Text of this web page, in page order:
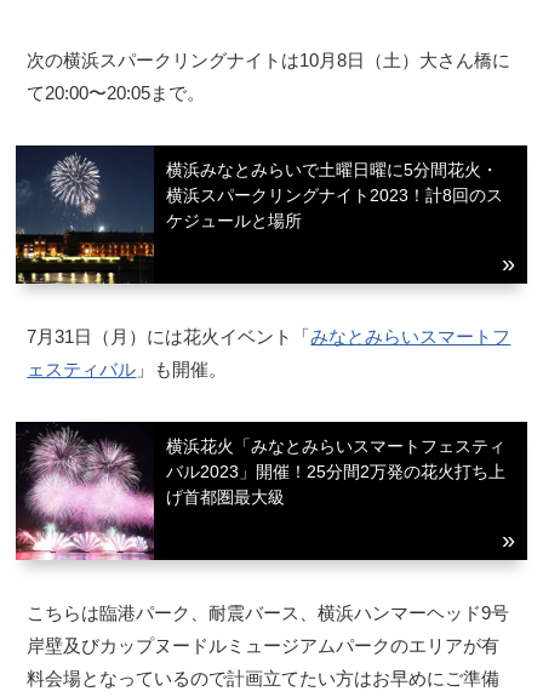
次の横浜スパークリングナイトは10月8日（土）大さん橋に
て20:00〜20:05まで。
横浜みなとみらいで土曜日曜に5分間花火・
横浜スパークリングナイト2023！計8回のス
ケジュールと場所
7月31日（月）には花火イベント「みなとみらいスマートフ
ェスティバル 」も開催。
横浜花火「みなとみらいスマートフェスティ
バル2023」開催！25分間2万発の花火打ち上
げ首都圏最大級
こちらは臨港パーク、耐震バース、横浜ハンマーヘッド9号
岸壁及びカップヌードルミュージアムパークのエリアが有
料会場となっているので計画立てたい方はお早めにご準備